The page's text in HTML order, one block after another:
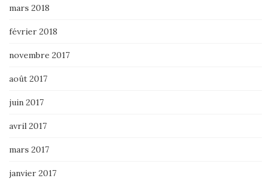
mars 2018
février 2018
novembre 2017
août 2017
juin 2017
avril 2017
mars 2017
janvier 2017